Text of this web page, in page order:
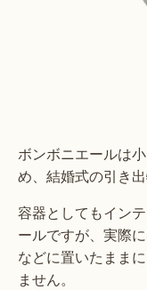
ボンボニエールは
め、結婚式の引き
容器としてもイン
ールですが、実際
などに置いたまま
ません。